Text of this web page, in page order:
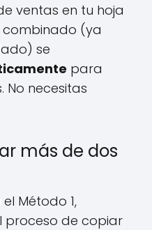
ventas en tu hoja
(ya
se
para
No necesitas
más de dos
Método 1,
proceso de copiar